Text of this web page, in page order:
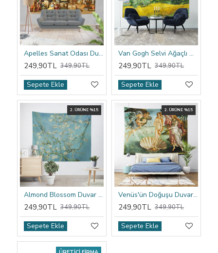
Apelles Sanat Odası Duvar Örtüsü
249,90TL 349,90TL
Sepete Ekle
Van Gogh Selvi Ağaçlı Buğday Tarlası Duvar Örtüsü
249,90TL 349,90TL
Sepete Ekle
2. ÜRÜNE %15
Almond Blossom Duvar Örtüsü
249,90TL 349,90TL
Sepete Ekle
2. ÜRÜNE %15
Venüs'ün Doğuşu Duvar Örtüsü
249,90TL 349,90TL
Sepete Ekle